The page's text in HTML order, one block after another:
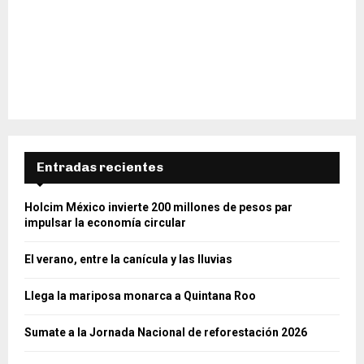
Entradas recientes
Holcim México invierte 200 millones de pesos par
impulsar la economía circular
El verano, entre la canícula y las lluvias
Llega la mariposa monarca a Quintana Roo
Sumate a la Jornada Nacional de reforestación 2026